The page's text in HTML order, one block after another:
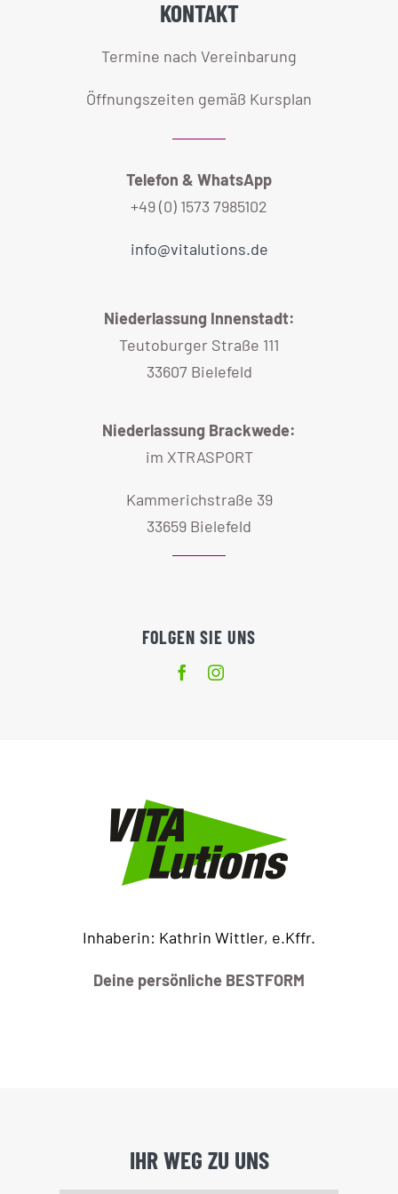
KONTAKT
Termine nach Vereinbarung
Öffnungszeiten gemäß Kursplan
Telefon & WhatsApp
+49 (0) 1573 7985102
info@vitalutions.de
Niederlassung Innenstadt:
Teutoburger Straße 111
33607 Bielefeld
Niederlassung Brackwede:
im XTRASPORT
Kammerichstraße 39
33659 Bielefeld
FOLGEN SIE UNS
Inhaberin: Kathrin Wittler, e.Kffr.
Deine persönliche BESTFORM
IHR WEG ZU UNS